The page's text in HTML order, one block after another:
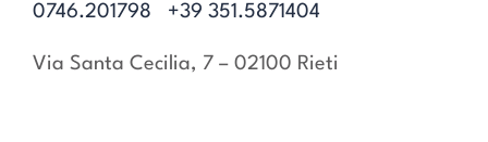
0746.201798
+39 351.5871404
Via Santa Cecilia, 7 – 02100 Rieti